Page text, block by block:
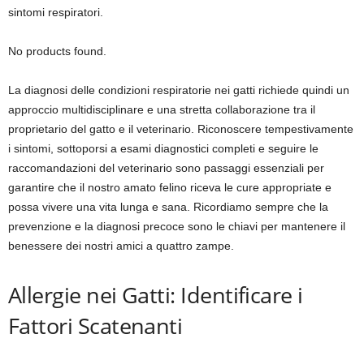
sintomi respiratori.
No products found.
La diagnosi delle condizioni respiratorie nei gatti richiede quindi un
approccio multidisciplinare e una stretta collaborazione tra il
proprietario del gatto e il veterinario. Riconoscere tempestivamente
i sintomi, sottoporsi a esami diagnostici completi e seguire le
raccomandazioni del veterinario sono passaggi essenziali per
garantire che il nostro amato felino riceva le cure appropriate e
possa vivere una vita lunga e sana. Ricordiamo sempre che la
prevenzione e la diagnosi precoce sono le chiavi per mantenere il
benessere dei nostri amici a quattro zampe.
Allergie nei Gatti: Identificare i
Fattori Scatenanti